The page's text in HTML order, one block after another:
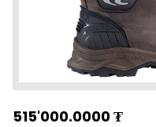
515'000.0000₮